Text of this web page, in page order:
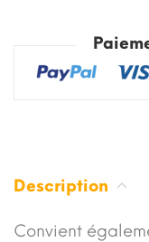
Description
Convient